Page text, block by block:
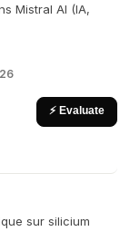
Mistral AI (IA,
⚡ Evaluate
sur silicium